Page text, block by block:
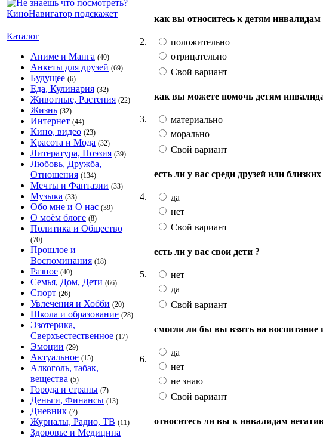
Каталог
Аниме и Манга (40)
Анкеты для друзей (69)
Будущее (6)
Еда, Кулинария (32)
Животные, Растения (22)
Жизнь (32)
Интернет (44)
Кино, видео (23)
Красота и Мода (32)
Литература, Поэзия (39)
Любовь, Дружба,
Отношения (134)
Мечты и Фантазии (33)
Музыка (33)
Обо мне и О нас (39)
О моём блоге (8)
Политика и Общество
(70)
Прошлое и
Воспоминания (18)
Разное (40)
Семья, Дом, Дети (66)
Спорт (26)
Увлечения и Хобби (20)
Школа и образование (28)
Эзотерика,
Сверхъестественное (17)
Эмоции (29)
Актуальное (15)
Алкоголь, табак,
вещества (5)
Города и страны (7)
Деньги, Финансы (13)
Дневник (7)
Журналы, Радио, ТВ (11)
Здоровье и Медицина
2.
как вы относитесь к детям инвалидам
положительно
отрицательно
Свой вариант
3.
как вы можете помочь детям
материально
морально
Свой вариант
4.
есть ли у вас среди друзей или
да
нет
Свой вариант
5.
есть ли у вас свои дети ?
нет
да
Свой вариант
6.
смогли ли бы вы взять на воспитание
да
нет
не знаю
Свой вариант
относитесь ли вы к инвалидам